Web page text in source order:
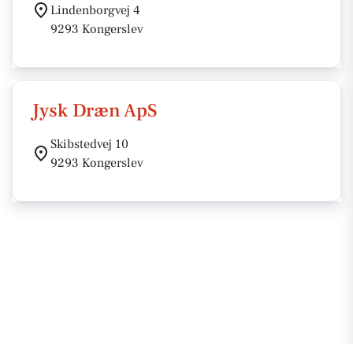
Lindenborgvej 4
9293 Kongerslev
Jysk Dræn ApS
Skibstedvej 10
9293 Kongerslev